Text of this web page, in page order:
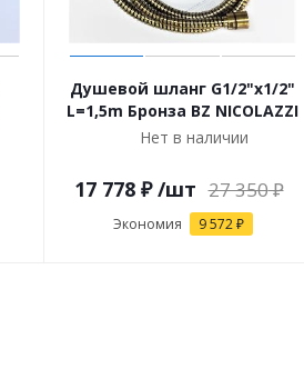
Душевой шланг G1/2"х1/2"
L=1,5m Бронза BZ NICOLAZZI
Нет в наличии
17 778₽ /шт 27 350₽
Экономия 9 572₽